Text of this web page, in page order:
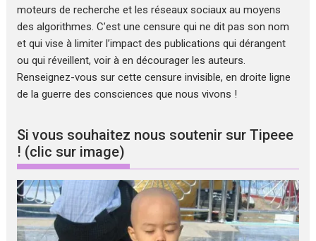
moteurs de recherche et les réseaux sociaux au moyens
des algorithmes. C’est une censure qui ne dit pas son nom
et qui vise à limiter l’impact des publications qui dérangent
ou qui réveillent, voir à en décourager les auteurs.
Renseignez-vous sur cette censure invisible, en droite ligne
de la guerre des consciences que nous vivons !
Si vous souhaitez nous soutenir sur Tipeee
! (clic sur image)